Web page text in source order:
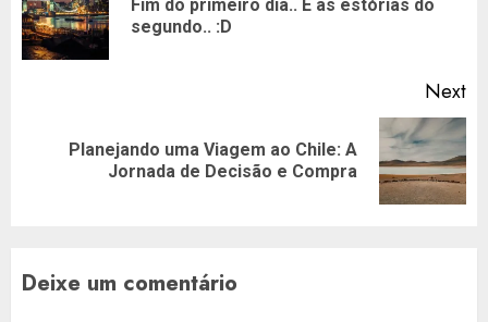
Fim do primeiro dia.. E as estórias do
segundo.. :D
Next
Planejando uma Viagem ao Chile: A
Jornada de Decisão e Compra
Deixe um comentário